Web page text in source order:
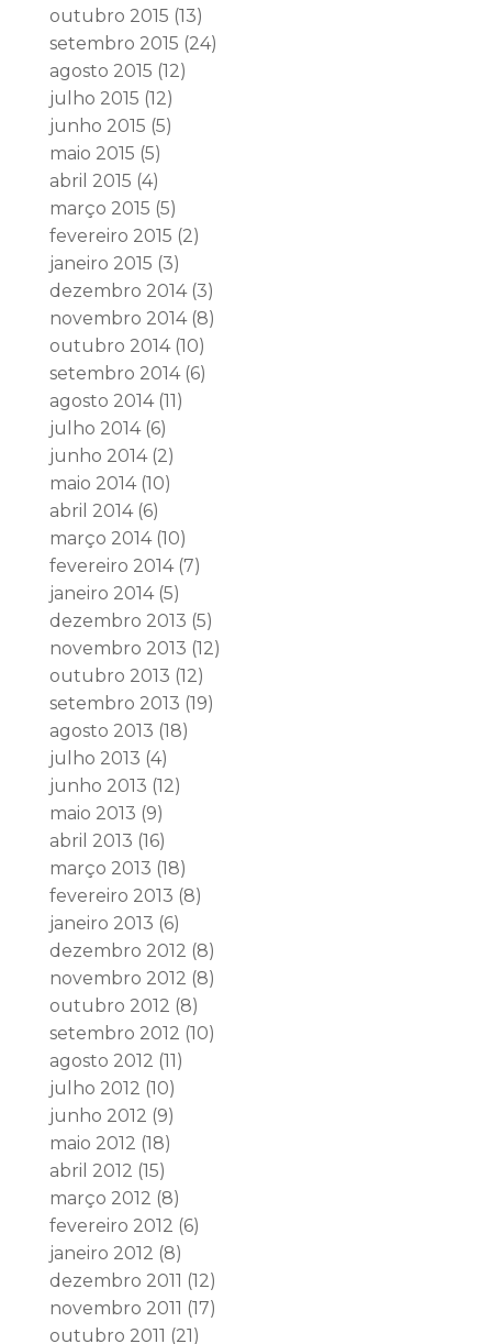
outubro 2015 (13)
setembro 2015 (24)
agosto 2015 (12)
julho 2015 (12)
junho 2015 (5)
maio 2015 (5)
abril 2015 (4)
março 2015 (5)
fevereiro 2015 (2)
janeiro 2015 (3)
dezembro 2014(3)
novembro 2014(8)
outubro 2014(10)
setembro 2014(6)
agosto 2014(11)
julho 2014(6)
junho 2014(2)
maio 2014(10)
abril 2014(6)
março 2014(10)
fevereiro 2014(7)
janeiro 2014(5)
dezembro 2013 (5)
novembro 2013 (12)
outubro 2013 (12)
setembro 2013 (19)
agosto 2013 (18)
julho 2013 (4)
junho 2013 (12)
maio 2013 (9)
abril 2013 (16)
março 2013 (18)
fevereiro 2013 (8)
janeiro 2013 (6)
dezembro 2012 (8)
novembro 2012 (8)
outubro 2012 (8)
setembro 2012 (10)
agosto 2012 (11)
julho 2012 (10)
junho 2012 (9)
maio 2012 (18)
abril 2012 (15)
março 2012 (8)
fevereiro 2012 (6)
janeiro 2012 (8)
dezembro 2011 (12)
novembro 2011 (17)
outubro 2011 (21)